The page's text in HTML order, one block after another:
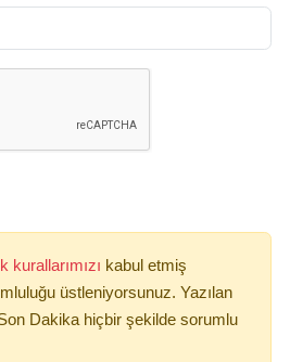
kurallarımızı kabul etmiş
üstleniyorsunuz. Yazılan
Dakika hiçbir şekilde sorumlu